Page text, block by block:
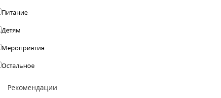
Питание
Детям
Мероприятия
Остальное
Рекомендации